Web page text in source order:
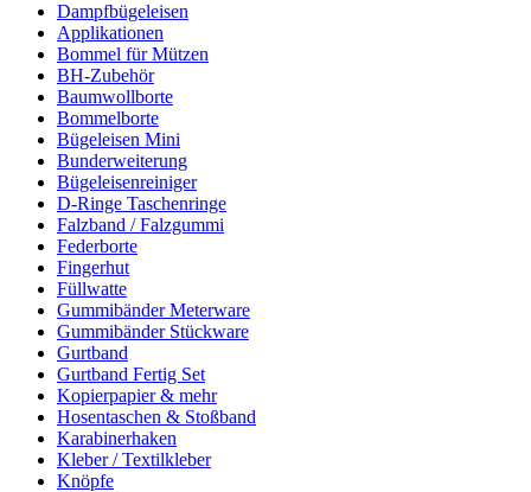
Dampfbügeleisen
Applikationen
Bommel für Mützen
BH-Zubehör
Baumwollborte
Bommelborte
Bügeleisen Mini
Bunderweiterung
Bügeleisenreiniger
D-Ringe Taschenringe
Falzband / Falzgummi
Federborte
Fingerhut
Füllwatte
Gummibänder Meterware
Gummibänder Stückware
Gurtband
Gurtband Fertig Set
Kopierpapier & mehr
Hosentaschen & Stoßband
Karabinerhaken
Kleber / Textilkleber
Knöpfe